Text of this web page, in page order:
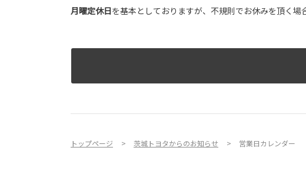
月曜定休日を基本としておりますが、不規則でお休みを頂く場
トップページ 茨城トヨタからのお知らせ 営業日カレンダー